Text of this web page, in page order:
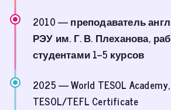
2010— преподаватель
РЭУ им. Г. В. Плеханова,
студентами 1–5 курсов
2025— World TESOL
TESOL/TEFL Certificate